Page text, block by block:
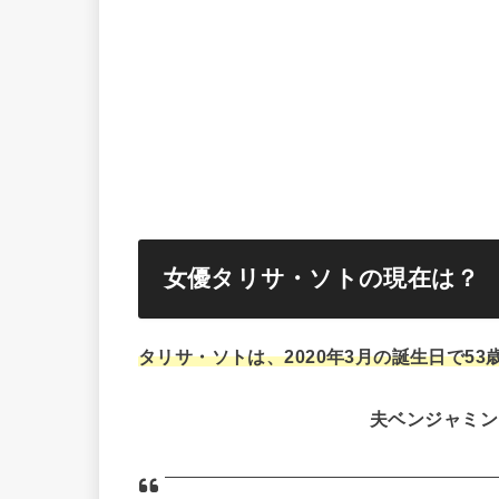
女優タリサ・ソトの現在は？
タリサ・ソトは、2020年3月の誕生日で53
夫ベンジャミ